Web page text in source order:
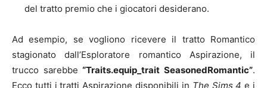
del tratto premio che i giocatori desiderano.
Ad esempio, se vogliono ricevere il tratto Romantico
stagionato dall’Esploratore romantico Aspirazione, il
trucco sarebbe“Traits.equip_trait SeasonedRomantic”.
Ecco tutti i tratti Aspirazione disponibili in The Sims 4 e i